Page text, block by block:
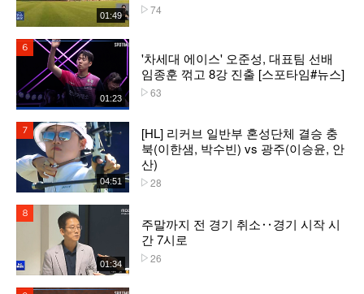
01:49 74
01:23
'차세대 에이스' 오준성, 대표팀 선배
임종훈 꺾고 8강 진출 [스포타임#뉴스]
63
04:51
[HL] 리커브 일반부 혼성단체 결승 충
북(이한샘, 박수빈) vs 광주(이승윤, 안
산)
28
01:34
주말까지 전 경기 취소‥경기 시작 시
간 7시로
26